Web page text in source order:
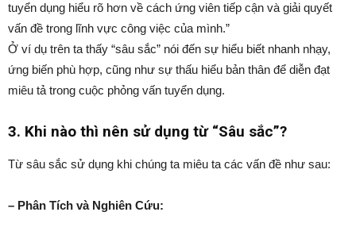
tuyển dụng hiểu rõ hơn về cách ứng viên tiếp cận và giải quyết
vấn đề trong lĩnh vực công việc của mình.”
Ở ví dụ trên ta thấy “sâu sắc” nói đến sự hiểu biết nhanh nhạy,
ứng biến phù hợp, cũng như sự thấu hiểu bản thân để diễn đạt
miêu tả trong cuộc phỏng vấn tuyển dụng.
3. Khi nào thì nên sử dụng từ “Sâu sắc”?
Từ sâu sắc sử dụng khi chúng ta miêu ta các vấn đề như sau:
– Phân Tích và Nghiên Cứu: